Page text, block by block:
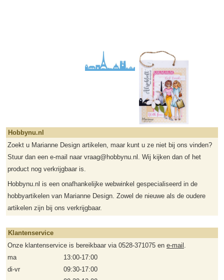
Hobbynu.nl
Zoekt u Marianne Design artikelen, maar kunt u ze niet bij ons vinden?
Stuur dan een e-mail naar vraag@hobbynu.nl. Wij kijken dan of het
product nog verkrijgbaar is.
Hobbynu.nl is een onafhankelijke webwinkel gespecialiseerd in de
hobbyartikelen van Marianne Design. Zowel de nieuwe als de oudere
artikelen zijn bij ons verkrijgbaar.
Klantenservice
Onze klantenservice is bereikbaar via 0528-371075 en e-mail .
ma
13:00-17:00
di-vr
09:30-17:00